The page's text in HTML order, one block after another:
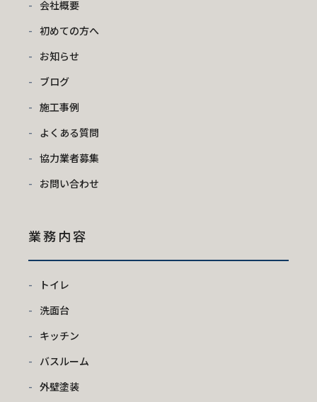
会社概要
初めての方へ
お知らせ
ブログ
施工事例
よくある質問
協力業者募集
お問い合わせ
業務内容
トイレ
洗面台
キッチン
バスルーム
外壁塗装